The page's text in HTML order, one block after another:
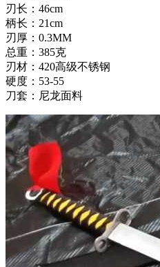
刃长：46cm
柄长：21cm
刃厚：0.3MM
总重：385克
刃材：420高级不锈钢
硬度：53-55
刀套：尼龙面料